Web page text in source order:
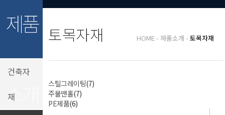
공지
제품
소개
건축자
재
토목자재 HOME 제품소개 토목자재
스틸그레이팅(7)
주물맨홀(7)
PE제품(6)